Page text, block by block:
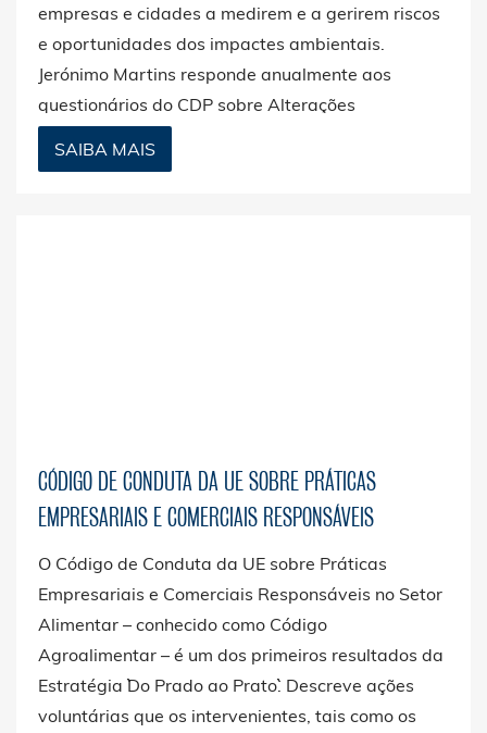
empresas e cidades a medirem e a gerirem riscos
e oportunidades dos impactes ambientais.
Jerónimo Martins responde anualmente aos
questionários do CDP sobre Alterações
Climáticas, Segurança Hídrica e Florestas.
SAIBA MAIS
CÓDIGO DE CONDUTA DA UE SOBRE PRÁTICAS
EMPRESARIAIS E COMERCIAIS RESPONSÁVEIS
O Código de Conduta da UE sobre Práticas
Empresariais e Comerciais Responsáveis no Setor
Alimentar – conhecido como Código
Agroalimentar – é um dos primeiros resultados da
Estratégia ``Do Prado ao Prato``. Descreve ações
voluntárias que os intervenientes, tais como os